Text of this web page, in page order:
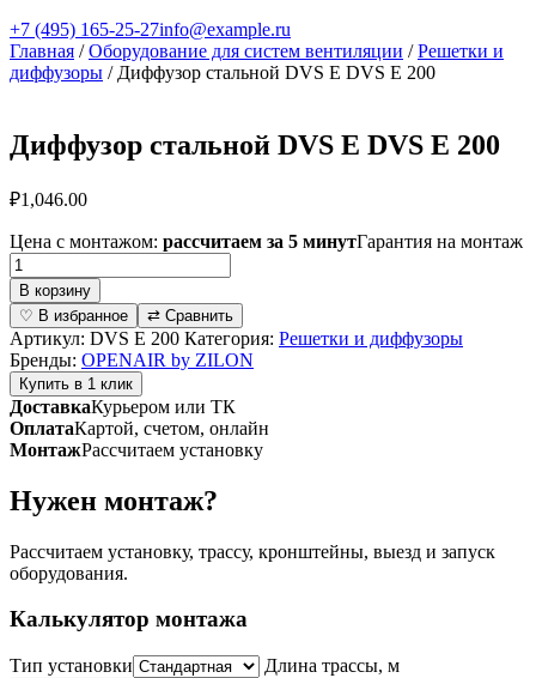
+7 (495) 165-25-27info@example.ru
Главная /Оборудование для систем вентиляции /Решетки и
диффузоры / Диффузор стальной DVS E DVS E 200
Диффузор стальной DVS E DVS E 200
₽1,046.00
Цена с монтажом: рассчитаем за 5 минутГарантия на монтаж
Количество
товара
Диффузор
стальной
DVS
E
DVS
E
200
В корзину
♡ В избранное
⇄ Сравнить
Артикул: DVS E 200 Категория: Решетки и диффузоры
Бренды: OPENAIR by ZILON
Купить в 1 клик
ДоставкаКурьером или ТК
ОплатаКартой, счетом, онлайн
МонтажРассчитаем установку
Нужен монтаж?
Рассчитаем установку, трассу, кронштейны, выезд и запуск
оборудования.
Калькулятор монтажа
Тип установки
Длина трассы, м